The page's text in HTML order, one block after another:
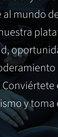
mundo
y